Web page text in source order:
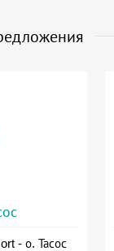
- о. Тасос